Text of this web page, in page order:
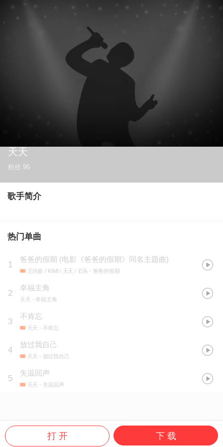
天天
粉丝 96
歌手简介
热门单曲
1
爸爸的假期 (电影《爸爸的假期》同名主题曲)
王诗龄 / KIMI / 天天 / 石头 - 爸爸的假期
2
幸福主角
天天 - 幸福主角
3
不肯忘
天天 - 不肯忘
4
放过我自己
天天 - 放过我自己
5
失温回声
天天 - 失温回声
打 开 下 载